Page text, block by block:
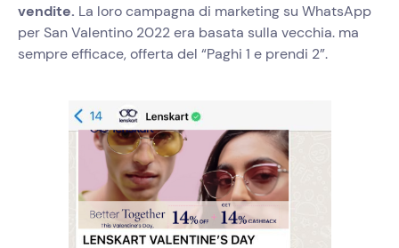
vendite. La loro campagna di marketing su WhatsApp
per San Valentino 2022 era basata sulla vecchia. ma
sempre efficace, offerta del “Paghi 1 e prendi 2”.